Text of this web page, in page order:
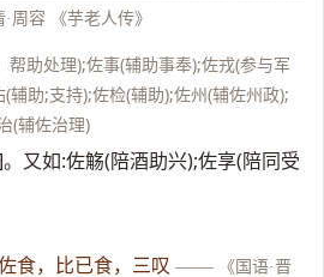
·周容 《芋老人传》
帮助处理);佐事(辅助事奉);佐戎(参与军
辅助;支持);佐检(辅助);佐州(辅佐州政);
(辅佐治理)
又如:佐觞(陪酒助兴);佐享(陪同受
食，比已食，三叹 ——
《国语·晋